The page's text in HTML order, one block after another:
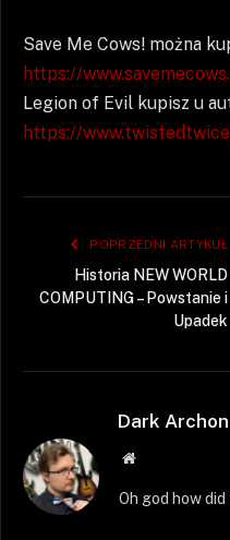
Save Me Cows! można
https://
Legion of Evil kupisz u
https://
POPRZEDNI ARTYKUŁ
Historia NEW WORLD
COMPUTING – Powstanie i
Upadek
Dark Archon
Strona
Oh god how